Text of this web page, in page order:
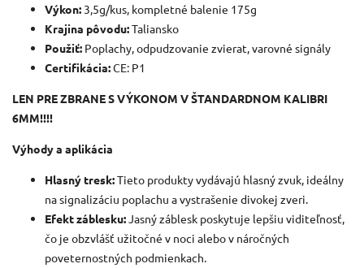
Výkon: 3,5g/kus, kompletné balenie 175g
Krajina pôvodu:Taliansko
Použiť: Poplachy, odpudzovanie zvierat, varovné signály
Certifikácia:CE: P1
LEN PRE ZBRANE S VÝKONOM V ŠTANDARDNOM KALIBRI
6MM!!!!
Výhody a aplikácia
Hlasný tresk:Tieto produkty vydávajú hlasný zvuk, ideálny
na signalizáciu poplachu a vystrašenie divokej zveri.
Efekt záblesku: Jasný záblesk poskytuje lepšiu viditeľnosť,
čo je obzvlášť užitočné v noci alebo v náročných
poveternostných podmienkach.